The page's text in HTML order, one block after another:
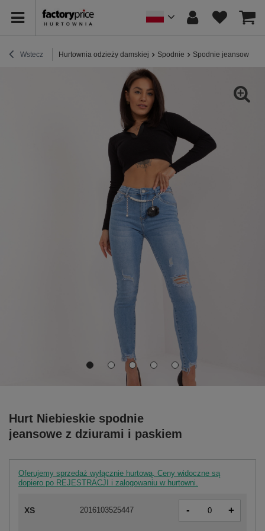
Wstecz Hurtownia odzieży damskiej Spodnie Spodnie jeansowe
Hurt Niebieskie spodnie
jeansowe z dziurami i paskiem
Oferujemy sprzedaż wyłącznie hurtową. Ceny widoczne są
dopiero po REJESTRACJI i zalogowaniu w hurtowni.
XS 2016103525447 - +